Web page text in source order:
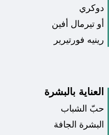
دوكري
أو تيرمال أفين
رينيه فورتيرير
العناية بالبشرة
حبّ الشباب
البشرة الجافة